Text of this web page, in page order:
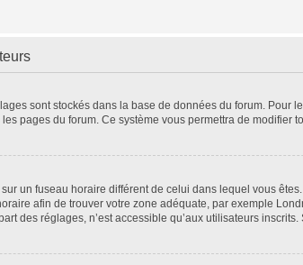
sont stockés dans la base de données du forum. Pour
pages du forum. Ce système vous permettra de modifier
un fuseau horaire différent de celui dans lequel vous
afin de trouver votre zone adéquate, par exemple
des réglages, n’est accessible qu’aux utilisateurs inscrits.